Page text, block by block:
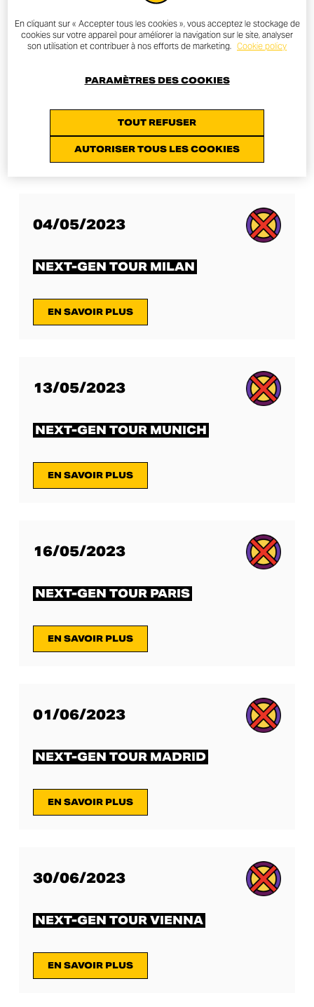
EN SAVOIR PLUS
04/05/2023
NEXT-GEN TOUR MILAN
EN SAVOIR PLUS
13/05/2023
NEXT-GEN TOUR MUNICH
EN SAVOIR PLUS
16/05/2023
NEXT-GEN TOUR PARIS
EN SAVOIR PLUS
01/06/2023
NEXT-GEN TOUR MADRID
EN SAVOIR PLUS
30/06/2023
NEXT-GEN TOUR VIENNA
EN SAVOIR PLUS
En cliquant sur « Accepter tous les cookies », vous acceptez le stockage de
cookies sur votre appareil pour améliorer la navigation sur le site, analyser
son utilisation et contribuer à nos efforts de marketing. Cookie policy
TOUT REFUSER
AUTORISER TOUS LES COOKIES
PARAMÈTRES DES COOKIES